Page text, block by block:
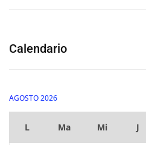
Calendario
AGOSTO 2026
L Ma Mi J